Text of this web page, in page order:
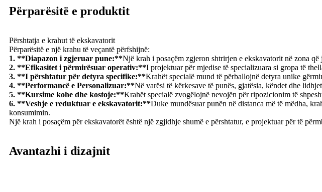
Përparësitë e produktit
Përshtatja e krahut të ekskavatorit
Përparësitë e një krahu të veçantë përfshijnë:
1. **Diapazon i zgjeruar pune:**Një krah i posaçëm zgjeron shtrirjen e ekskavatorit në zona që
2. **Efikasitet i përmirësuar operativ:**I projektuar për mjedise të specializuara si gropa të
3. **I përshtatur për detyra specifike:**Krahët specialë mund të përballojnë detyra unike
4. **Performancë e Personalizuar:**Në varësi të kërkesave të punës, gjatësia, këndet dhe
5. **Kursime kohe dhe kostoje:**Krahët specialë zvogëlojnë nevojën për ripozicionim të
6. **Veshje e reduktuar e ekskavatorit:**Duke mundësuar punën në distanca më të mëdha,
konsumimin.
Një krah i posaçëm për ekskavatorët është një zgjidhje shumë e përshtatur, e projektuar për të
Avantazhi i dizajnit